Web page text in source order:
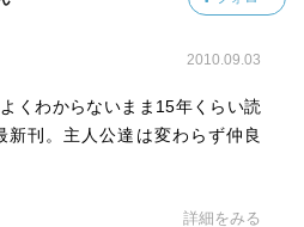
2010.09.03
くわからないまま15年くらい読
新刊。主人公達は変わらず仲良
詳細をみる